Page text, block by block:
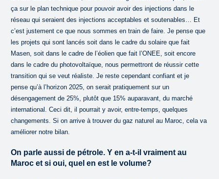
ça sur le plan technique pour pouvoir avoir des injections dans le
réseau qui seraient des injections acceptables et soutenables… Et
c’est justement ce que nous sommes en train de faire. Je pense que
les projets qui sont lancés soit dans le cadre du solaire que fait
Masen, soit dans le cadre de l’éolien que fait l’ONEE, soit encore
dans le cadre du photovoltaïque, nous permettront de réussir cette
transition qui se veut réaliste. Je reste cependant confiant et je
pense qu’à l’horizon 2025, on serait pratiquement sur un
désengagement de 25%, plutôt que 15% auparavant, du marché
international. Ceci dit, il pourrait y avoir, entre-temps, quelques
changements. Si on arrive à trouver du gaz naturel au Maroc, cela va
améliorer notre bilan.
On parle aussi de pétrole. Y en a-t-il vraiment au
Maroc et si oui, quel en est le volume?